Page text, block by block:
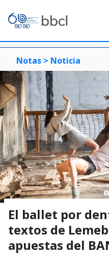
Notas > Noticia
El ballet por
textos de
apuestas del